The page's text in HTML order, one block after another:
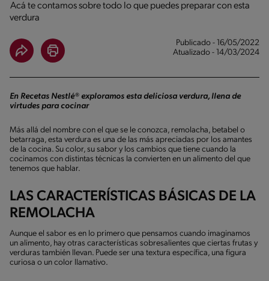
Acá te contamos sobre todo lo que puedes preparar con esta
verdura
Publicado - 16/05/2022
Atualizado - 14/03/2024
En Recetas Nestlé® exploramos esta deliciosa verdura, llena de
virtudes para cocinar
Más allá del nombre con el que se le conozca, remolacha, betabel o
betarraga, esta verdura es una de las más apreciadas por los amantes
de la cocina. Su color, su sabor y los cambios que tiene cuando la
cocinamos con distintas técnicas la convierten en un alimento del que
tenemos que hablar.
LAS CARACTERÍSTICAS BÁSICAS DE LA
REMOLACHA
Aunque el sabor es en lo primero que pensamos cuando imaginamos
un alimento, hay otras características sobresalientes que ciertas frutas y
verduras también llevan. Puede ser una textura específica, una figura
curiosa o un color llamativo.